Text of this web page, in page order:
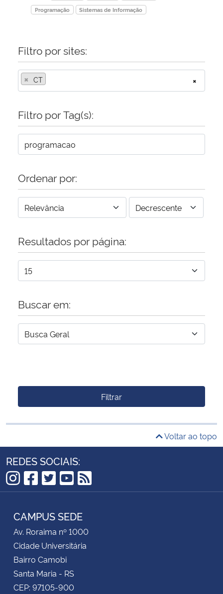
Programação
Sistemas de Informação
Filtro por sites:
×
× CT
Filtro por Tag(s):
Ordenar por:
Resultados por página:
Buscar em:
Filtrar
Voltar ao topo
REDES SOCIAIS:
Instagram
Facebook
Twitter
YouTube
RSS
CAMPUS SEDE
Av. Roraima nº 1000
Cidade Universitária
Bairro Camobi
Santa Maria - RS
CEP: 97105-900